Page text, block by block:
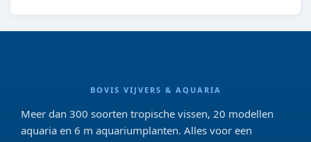
BOVIS VIJVERS & AQUARIA
Meer dan 300 soorten tropische vissen, 20 modellen
aquaria en 6 m aquariumplanten. Alles voor een